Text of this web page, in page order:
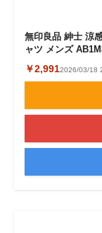
無印良品 紳士 涼
ャツ メンズ
￥2,9912026/03/18